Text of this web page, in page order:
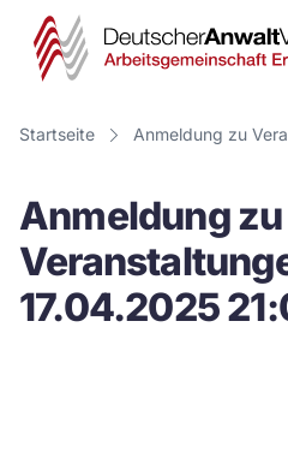
Startseite
Anmeldung zu
17.04.2025